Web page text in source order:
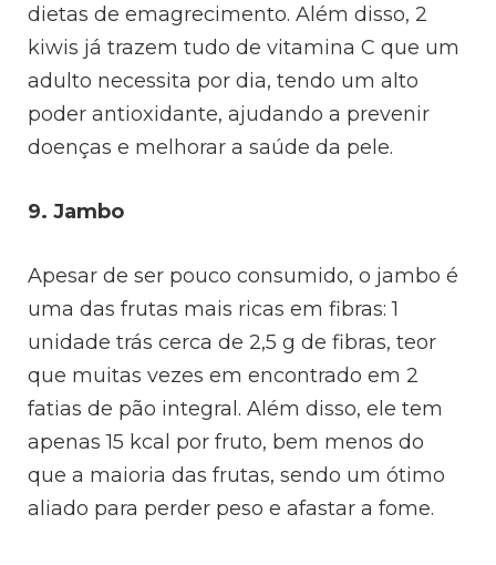
dietas de emagrecimento. Além disso, 2
kiwis já trazem tudo de vitamina C que um
adulto necessita por dia, tendo um alto
poder antioxidante, ajudando a prevenir
doenças e melhorar a saúde da pele.
9. Jambo
Apesar de ser pouco consumido, o jambo é
uma das frutas mais ricas em fibras: 1
unidade trás cerca de 2,5 g de fibras, teor
que muitas vezes em encontrado em 2
fatias de pão integral. Além disso, ele tem
apenas 15 kcal por fruto, bem menos do
que a maioria das frutas, sendo um ótimo
aliado para perder peso e afastar a fome.